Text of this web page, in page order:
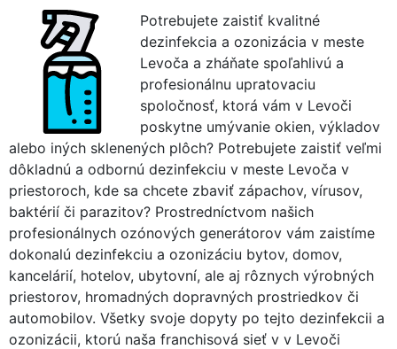
Potrebujete zaistiť kvalitné
dezinfekcia a ozonizácia v meste
Levoča a zháňate spoľahlivú a
profesionálnu upratovaciu
spoločnosť, ktorá vám v Levoči
poskytne umývanie okien, výkladov
alebo iných sklenených plôch? Potrebujete zaistiť veľmi
dôkladnú a odbornú dezinfekciu v meste Levoča v
priestoroch, kde sa chcete zbaviť zápachov, vírusov,
baktérií či parazitov? Prostredníctvom našich
profesionálnych ozónových generátorov vám zaistíme
dokonalú dezinfekciu a ozonizáciu bytov, domov,
kancelárií, hotelov, ubytovní, ale aj rôznych výrobných
priestorov, hromadných dopravných prostriedkov či
automobilov. Všetky svoje dopyty po tejto dezinfekcii a
ozonizácii, ktorú naša franchisová sieť v v Levoči